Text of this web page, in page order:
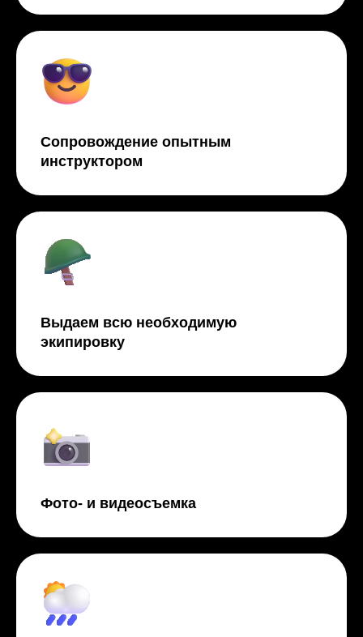
Сопровождение опытным
инструктором
Выдаем всю необходимую
экипировку
Фото- и видеосъемка